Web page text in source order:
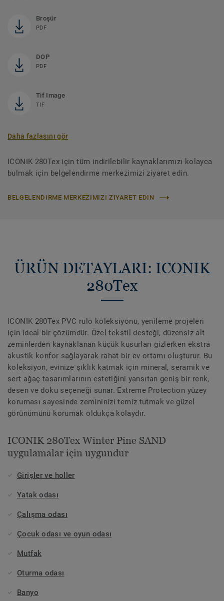
Broşür
PDF
DOP
PDF
Tif Image
TIF
Daha fazlasını gör
ICONIK 280Tex için tüm indirilebilir kaynaklarımızı kolayca
bulmak için belgelendirme merkezimizi ziyaret edin.
BELGELENDIRME MERKEZIMIZI ZIYARET EDIN
ÜRÜN DETAYLARI: ICONIK
280Tex
ICONIK 280Tex PVC rulo koleksiyonu, yenileme projeleri
için ideal bir çözümdür. Özel tekstil desteği, düzensiz alt
zeminlerden kaynaklanan küçük kusurları gizlerken ekstra
akustik konfor sağlayarak rahat bir ev ortamı oluşturur. Bu
koleksiyon, evinize şıklık katmak için mineral, seramik ve
sert ağaç tasarımlarının estetiğini yansıtan geniş bir renk,
desen ve doku seçeneği sunar. Extreme Protection yüzey
koruması sayesinde zemininizi temiz tutmak ve güzel
görünümünü korumak oldukça kolaydır.
ICONIK 280Tex Winter Pine SAND
uygulamalar için uygundur
Girişler ve holler
Yatak odası
Çalışma odası
Çocuk odası ve oyun odası
Mutfak
Oturma odası
Banyo